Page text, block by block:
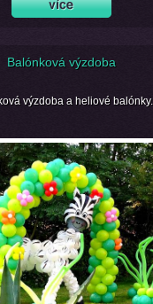
Balónková výzdoba
výzdoba a heliové balónky.